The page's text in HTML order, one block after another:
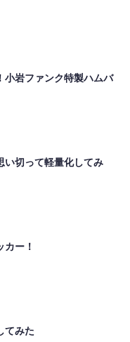
小岩ファンク特製ハムバ
い切って軽量化してみ
カー！
てみた